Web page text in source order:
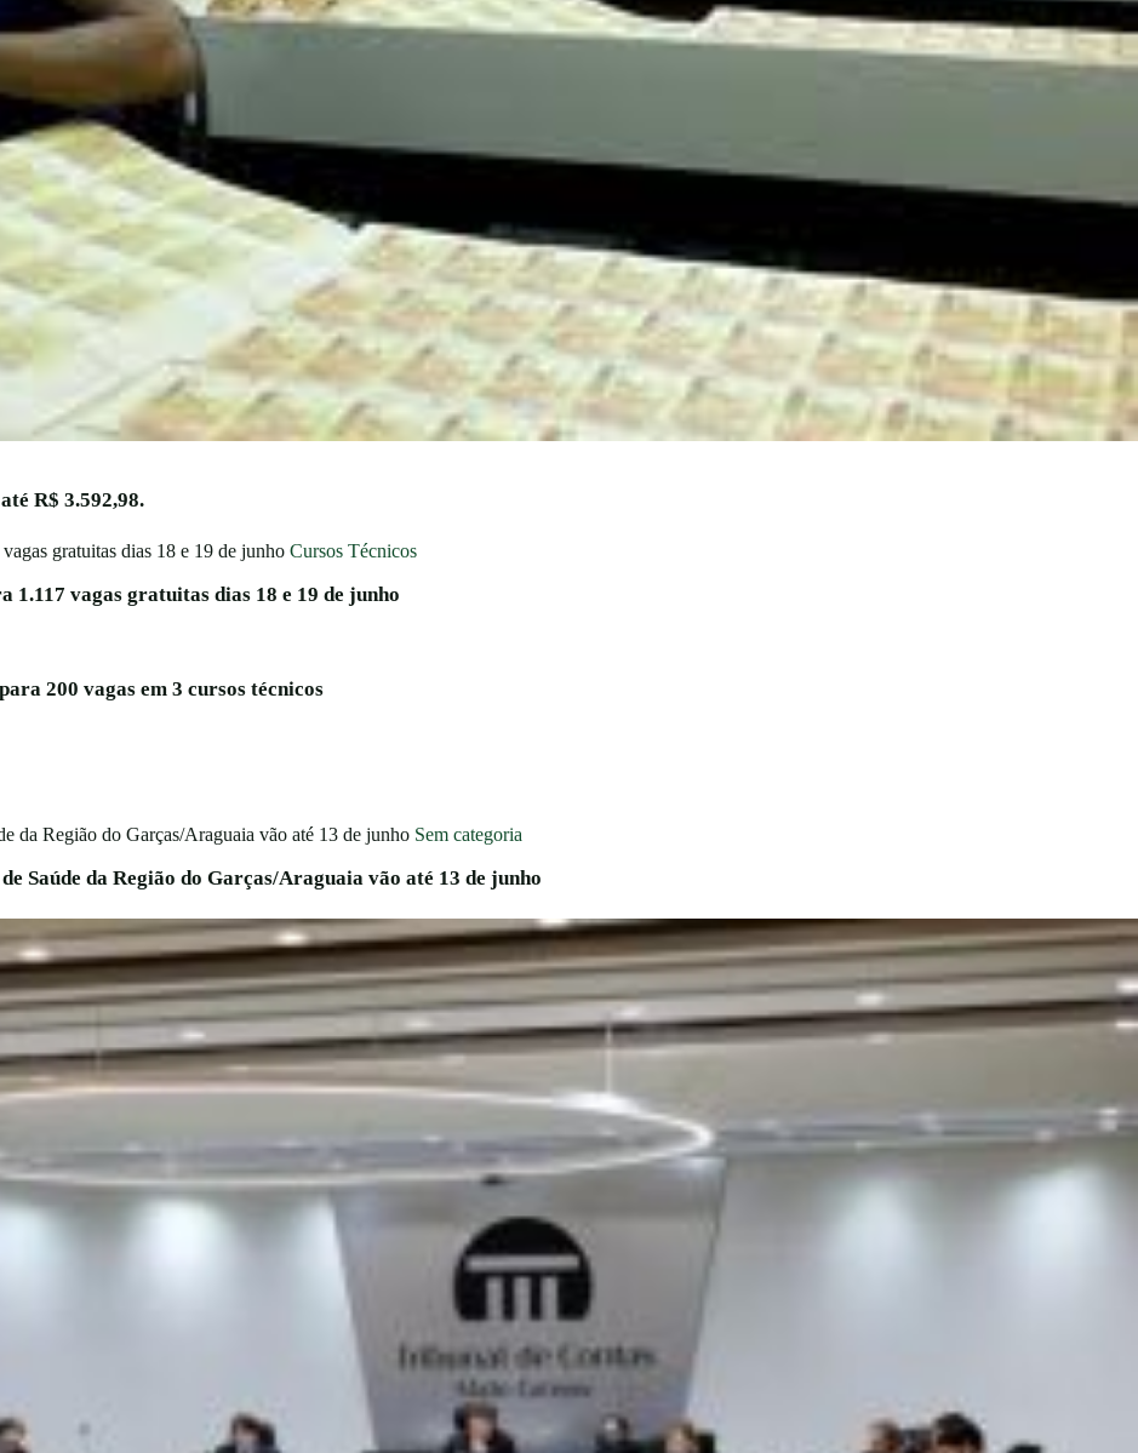
R$ 3.592,98.
Cursos Técnicos
1.117 vagas gratuitas dias 18 e 19 de junho
200 vagas em 3 cursos técnicos
Sem categoria
Saúde da Região do Garças/Araguaia vão até 13 de junho